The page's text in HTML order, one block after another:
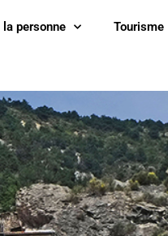
personne Tourisme